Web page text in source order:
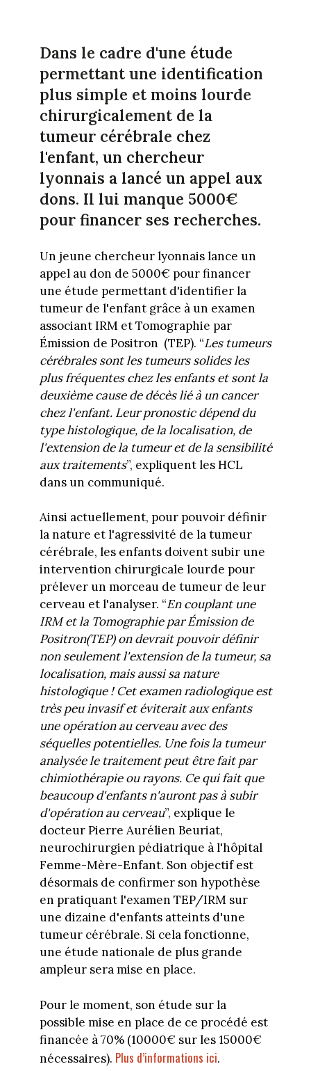
Dans le cadre d'une étude
permettant une identification
plus simple et moins lourde
chirurgicalement de la
tumeur cérébrale chez
l'enfant, un chercheur
lyonnais a lancé un appel aux
dons. Il lui manque 5000€
pour financer ses recherches.
Un jeune chercheur lyonnais lance un
appel au don de 5000€ pour financer
une étude permettant d'identifier la
tumeur de l'enfant grâce à un examen
associant IRM et Tomographie par
Émission de Positron (TEP). “Les tumeurs
cérébrales sont les tumeurs solides les
plus fréquentes chez les enfants et sont la
deuxième cause de décès lié à un cancer
chez l'enfant. Leur pronostic dépend du
type histologique, de la localisation, de
l'extension de la tumeur et de la sensibilité
aux traitements”, expliquent les HCL
dans un communiqué.
Ainsi actuellement, pour pouvoir définir
la nature et l'agressivité de la tumeur
cérébrale, les enfants doivent subir une
intervention chirurgicale lourde pour
prélever un morceau de tumeur de leur
cerveau et l'analyser. “En couplant une
IRM et la Tomographie par Émission de
Positron(TEP) on devrait pouvoir définir
non seulement l'extension de la tumeur, sa
localisation, mais aussi sa nature
histologique ! Cet examen radiologique est
très peu invasif et éviterait aux enfants
une opération au cerveau avec des
séquelles potentielles. Une fois la tumeur
analysée le traitement peut être fait par
chimiothérapie ou rayons. Ce qui fait que
beaucoup d'enfants n'auront pas à subir
d'opération au cerveau”, explique le
docteur Pierre Aurélien Beuriat,
neurochirurgien pédiatrique à l'hôpital
Femme-Mère-Enfant. Son objectif est
désormais de confirmer son hypothèse
en pratiquant l'examen TEP/IRM sur
une dizaine d'enfants atteints d'une
tumeur cérébrale. Si cela fonctionne,
une étude nationale de plus grande
ampleur sera mise en place.
Pour le moment, son étude sur la
possible mise en place de ce procédé est
financée à 70% (10000€ sur les 15000€
nécessaires). Plus d’informations ici.